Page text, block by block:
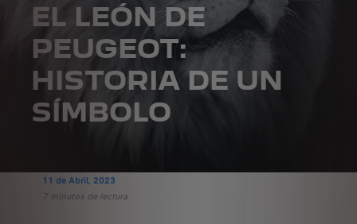
EL LEÓN DE
PEUGEOT:
HISTORIA DE UN
SÍMBOLO
11 de Abril, 2023
7 minutos de lectura